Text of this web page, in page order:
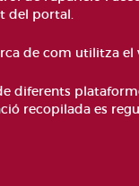
Pie
ACCESIBILITAT AVÍS
del portal.
de com utilitza
recopilada es